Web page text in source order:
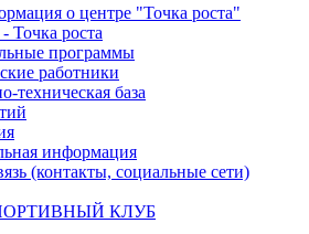
о центре "Точка роста"
Точка роста
программы
работники
техническая база
информация
(контакты, социальные сети)
КЛУБ